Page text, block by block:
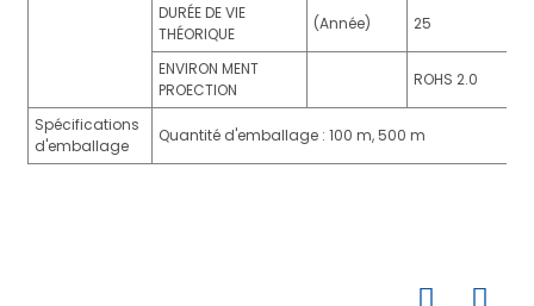
DURÉE DE VIE
THÉORIQUE
(Année) 25
ENVIRON MENT
PROECTION
ROHS 2.0
Spécifications
d'emballage
Quantité d'emballage : 100 m, 500 m